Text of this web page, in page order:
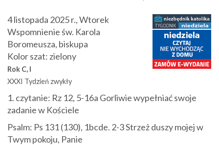
4 listopada 2025 r., Wtorek
Wspomnienie św. Karola
Boromeusza, biskupa
Kolor szat: zielony
Rok C, I
XXXI Tydzień zwykły
1. czytanie: Rz 12, 5-16a Gorliwie wypełniać swoje
zadanie w Kościele
Psalm: Ps 131 (130), 1bcde. 2-3 Strzeż duszy mojej w
Twym pokoju, Panie